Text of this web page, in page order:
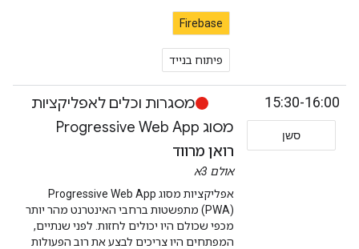
Firebase
פיתוח בנייד
15:30-16:00
סשן
מסגרות וכלים לאפליקציות
מסוג Progressive Web App
רואן מרווד
אולם 3א
אפליקציות מסוג Progressive Web App
(PWA) מתפשטות ברחבי האינטרנט מהר יותר
מכפי שכולם היו יכולים לחזות. לפני שנתיים,
המפתחים היו צריכים לבצע את רוב הפעולות